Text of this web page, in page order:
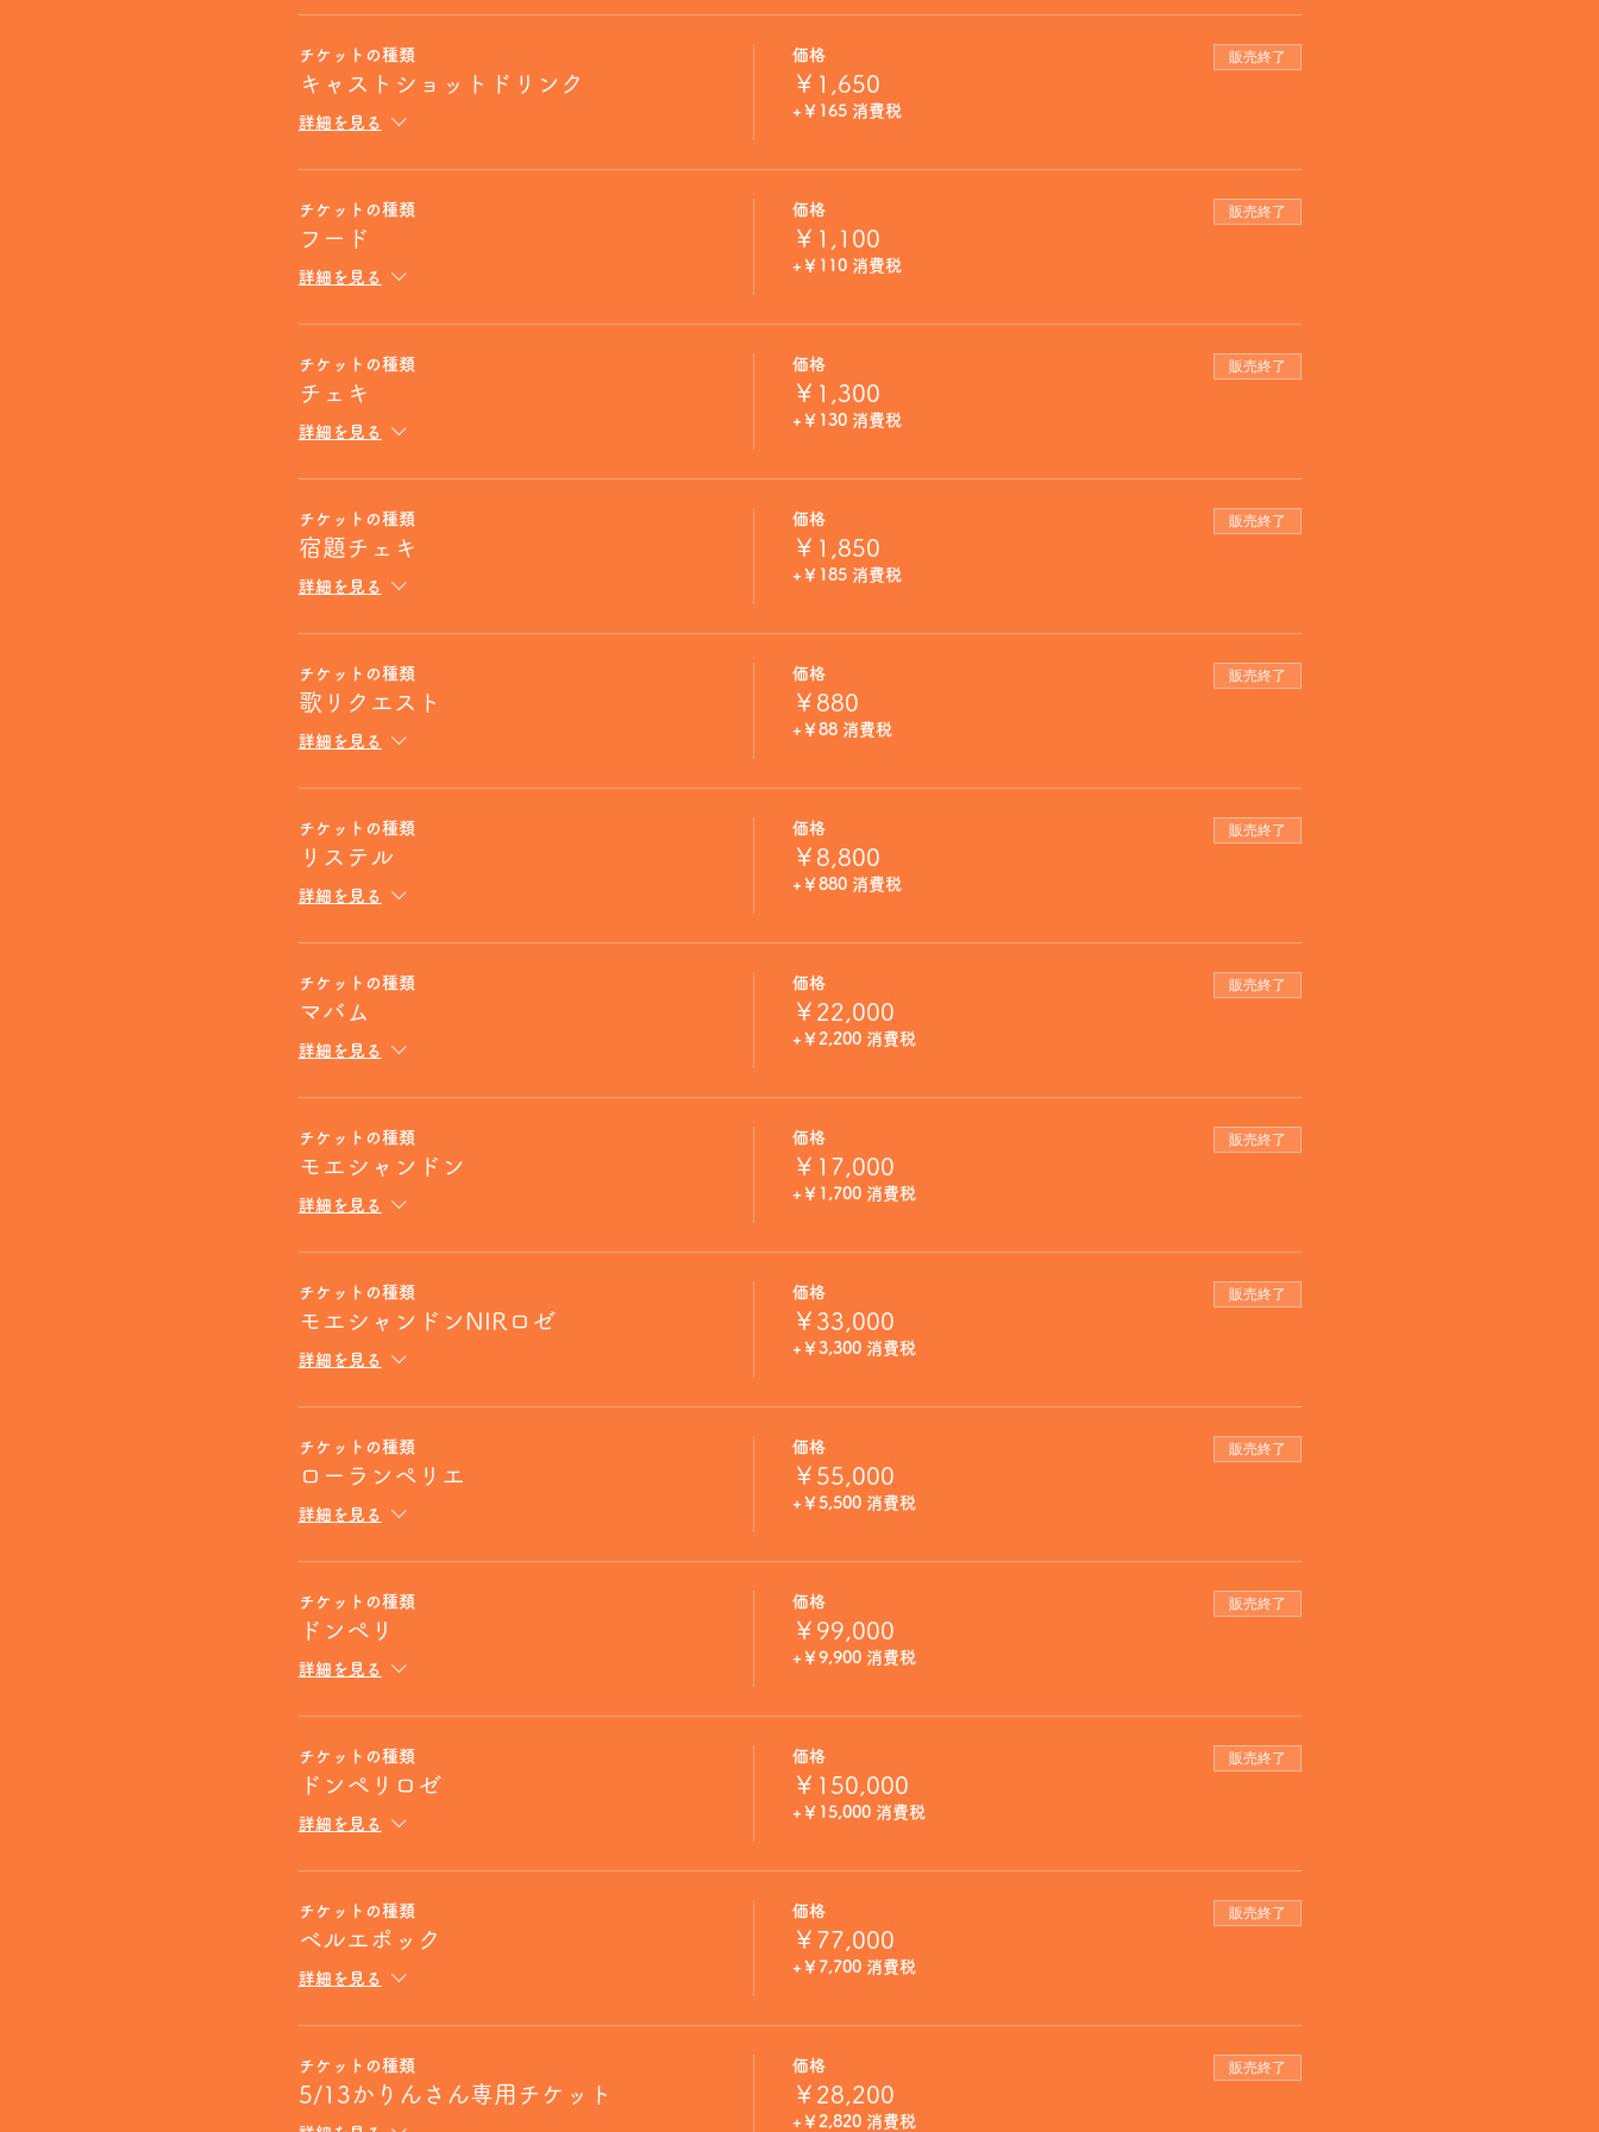
チケットの種類
キャストショットドリンク
詳細を見る
価格
￥1,650
+￥165 消費税
販売終了
チケットの種類
フード
詳細を見る
価格
￥1,100
+￥110 消費税
販売終了
チケットの種類
チェキ
詳細を見る
価格
￥1,300
+￥130 消費税
販売終了
チケットの種類
宿題チェキ
詳細を見る
価格
￥1,850
+￥185 消費税
販売終了
チケットの種類
歌リクエスト
詳細を見る
価格
￥880
+￥88 消費税
販売終了
チケットの種類
リステル
詳細を見る
価格
￥8,800
+￥880 消費税
販売終了
チケットの種類
マバム
詳細を見る
価格
￥22,000
+￥2,200 消費税
販売終了
チケットの種類
モエシャンドン
詳細を見る
価格
￥17,000
+￥1,700 消費税
販売終了
チケットの種類
モエシャンドンNIRロゼ
詳細を見る
価格
￥33,000
+￥3,300 消費税
販売終了
チケットの種類
ローランペリエ
詳細を見る
価格
￥55,000
+￥5,500 消費税
販売終了
チケットの種類
ドンペリ
詳細を見る
価格
￥99,000
+￥9,900 消費税
販売終了
チケットの種類
ドンペリロゼ
詳細を見る
価格
￥150,000
+￥15,000 消費税
販売終了
チケットの種類
ベルエポック
詳細を見る
価格
￥77,000
+￥7,700 消費税
販売終了
チケットの種類
5/13かりんさん専用チケット
価格
￥28,200
+￥2,820 消費税
販売終了